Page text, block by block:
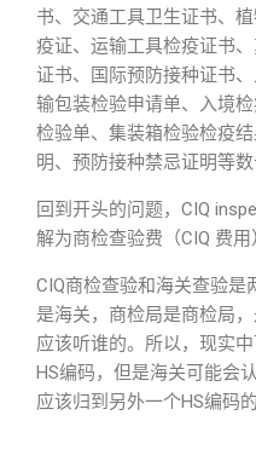
书、交通工具卫生证书、
疫证、运输工具检疫证书
证书、国际预防接种证书
输包装检验申请单、入境
检验单、集装箱检验检疫
明、预防接种禁忌证明等数
回到开头的问题，CIQ
解为商检查验费（CIQ 费用
CIQ商检查验和海关查验是
是海关，商检局是商检局
应该听谁的。所以，现实
HS编码，但是海关可能会
应该归到另外一个HS编码的